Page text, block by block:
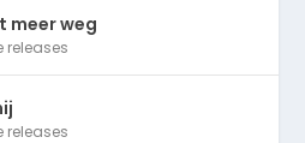
meer weg
releases
releases